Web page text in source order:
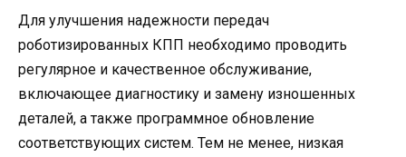
Для улучшения надежности передач
роботизированных КПП необходимо проводить
регулярное и качественное обслуживание,
включающее диагностику и замену изношенных
деталей, а также программное обновление
соответствующих систем. Тем не менее, низкая